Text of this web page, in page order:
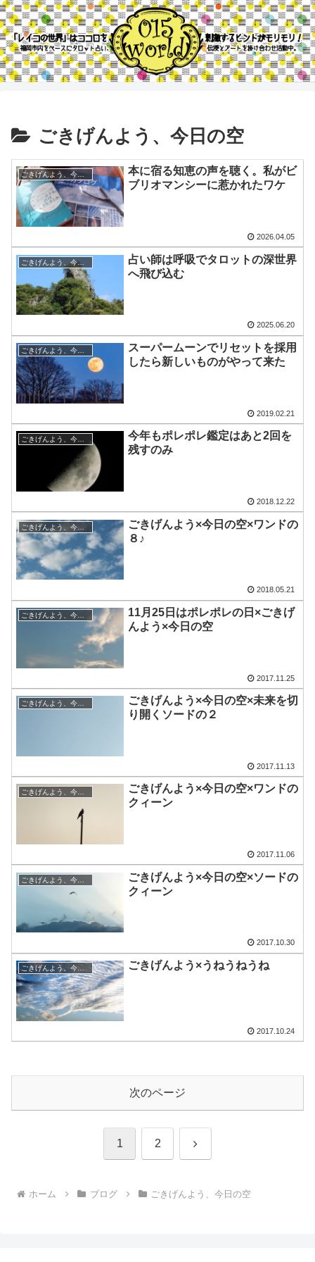
ごきげんよう、今日の空
ごきげんよう、今日の空
本に宿る知恵の声を聴く。私がビ
ブリオマンシーに惹かれたワケ
2026.04.05
ごきげんよう、今日の空
占い師は呼吸でタロットの深世界
へ飛び込む
2025.06.20
ごきげんよう、今日の空
スーパームーンでリセットを採用
したら新しいものがやって来た
2019.02.21
ごきげんよう、今日の空
今年もポレポレ鑑定はあと2回を
残すのみ
2018.12.22
ごきげんよう、今日の空
ごきげんよう×今日の空×ワンドの
８♪
2018.05.21
ごきげんよう、今日の空
11月25日はポレポレの日×ごきげ
んよう×今日の空
2017.11.25
ごきげんよう、今日の空
ごきげんよう×今日の空×未来を切
り開くソードの２
2017.11.13
ごきげんよう、今日の空
ごきげんよう×今日の空×ワンドの
クィーン
2017.11.06
ごきげんよう、今日の空
ごきげんよう×今日の空×ソードの
クィーン
2017.10.30
ごきげんよう、今日の空 ごきげんよう×うねうねうね
2017.10.24
次のページ
1 2 次
ホーム ブログ ごきげんよう、今日の空